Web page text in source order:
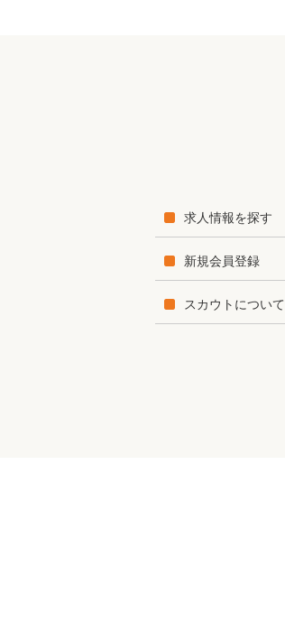
求人情報を探す
新規会員登録
スカウトについて